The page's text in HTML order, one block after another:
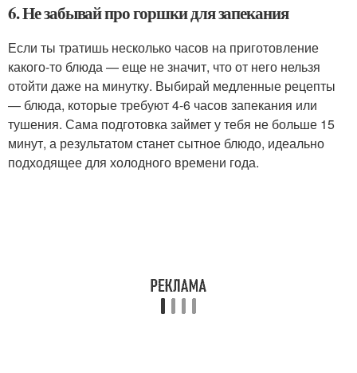
6. Не забывай про горшки для запекания
Если ты тратишь несколько часов на приготовление
какого-то блюда — еще не значит, что от него нельзя
отойти даже на минутку. Выбирай медленные рецепты
— блюда, которые требуют 4-6 часов запекания или
тушения. Сама подготовка займет у тебя не больше 15
минут, а результатом станет сытное блюдо, идеально
подходящее для холодного времени года.